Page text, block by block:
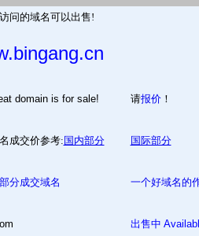
问的域名可以出售!
domain is for sale! 请报价！
成交价参考: 国内部分 国际部分
分成交域名 一个好域名的
出售中